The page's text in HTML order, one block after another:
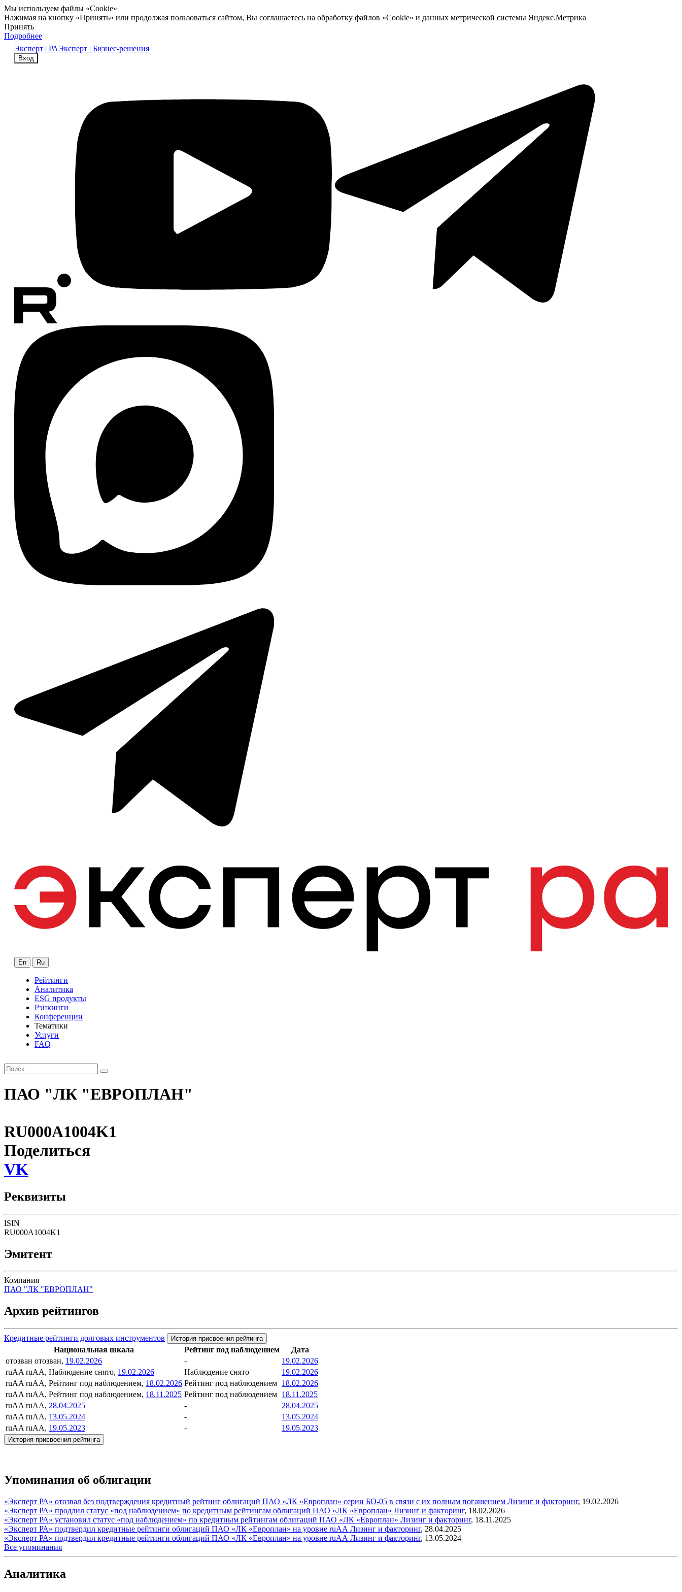
Мы используем файлы «Cookie»
Нажимая на кнопку «Принять» или продолжая пользоваться сайтом, Вы соглашаетесь на обработку файлов «Cookie» и данных метрической системы Яндекс.Метрика
Принять
Подробнее
Эксперт | РАЭксперт | Бизнес-решения
Вход
En Ru
Рейтинги
Аналитика
ESG продукты
Рэнкинги
Конференции
Тематики
Услуги
FAQ
ПАО "ЛК "ЕВРОПЛАН"
RU000A1004K1
Поделиться
VK
Реквизиты
ISIN
RU000A1004K1
Эмитент
Компания
ПАО "ЛК "ЕВРОПЛАН"
Архив рейтингов
Кредитные рейтинги долговых инструментов История присвоения рейтинга
Национальная шкала Рейтинг под наблюдением
Дата
отозван отозван, 19.02.2026 -
19.02.2026
ruAA ruAA, Наблюдение снято, 19.02.2026 Наблюдение снято
19.02.2026
ruAA ruAA, Рейтинг под наблюдением, 18.02.2026 Рейтинг под наблюдением 18.02.2026
ruAA ruAA, Рейтинг под наблюдением, 18.11.2025 Рейтинг под наблюдением 18.11.2025
ruAA ruAA, 28.04.2025 -
28.04.2025
ruAA ruAA, 13.05.2024 -
13.05.2024
ruAA ruAA, 19.05.2023 - 19.05.2023
История присвоения рейтинга
Упоминания об облигации
«Эксперт РА» отозвал без подтверждения кредитный рейтинг облигаций ПАО «ЛК «Европлан» серии БО-05 в связи с их полным погашением Лизинг и факторинг, 19.02.2026
«Эксперт РА» продлил статус «под наблюдением» по кредитным рейтингам облигаций ПАО «ЛК «Европлан» Лизинг и факторинг, 18.02.2026
«Эксперт РА» установил статус «под наблюдением» по кредитным рейтингам облигаций ПАО «ЛК «Европлан» Лизинг и факторинг, 18.11.2025
«Эксперт РА» подтвердил кредитные рейтинги облигаций ПАО «ЛК «Европлан» на уровне ruAА Лизинг и факторинг, 28.04.2025
«Эксперт РА» подтвердил кредитные рейтинги облигаций ПАО «ЛК «Европлан» на уровне ruAА Лизинг и факторинг, 13.05.2024
Все упоминания
Аналитика